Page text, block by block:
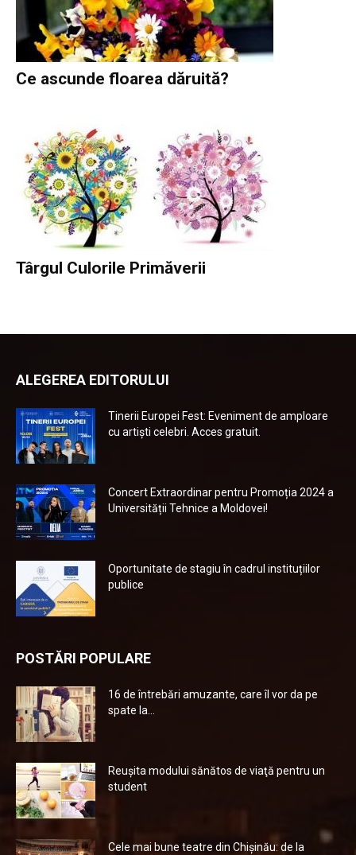
Ce ascunde floarea dăruită?
Târgul Culorile Primăverii
ALEGEREA EDITORULUI
Tinerii Europei Fest: Eveniment de amploare
cu artiști celebri. Acces gratuit.
Concert Extraordinar pentru Promoția 2024 a
Universității Tehnice a Moldovei!
Oportunitate de stagiu în cadrul instituțiilor
publice
POSTĂRI POPULARE
16 de întrebări amuzante, care îl vor da pe
spate la...
Reuşita modului sănătos de viaţă pentru un
student
Cele mai bune teatre din Chişinău: de la